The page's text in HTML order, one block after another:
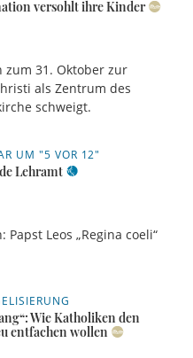
versohlt ihre Kinder
zum 31. Oktober zur
als Zentrum des
schweigt.
UM "5 VOR 12"
Lehramt
Leos „Regina coeli“
Wie Katholiken den
entfachen wollen